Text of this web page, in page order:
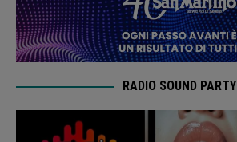
RADIO SOUND PARTY